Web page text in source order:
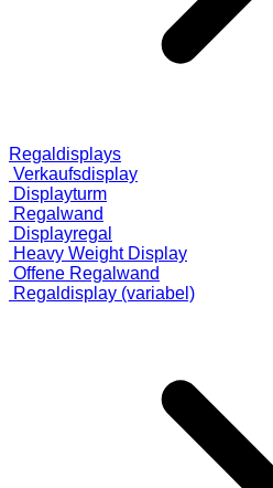
Regaldisplays
Verkaufsdisplay
Displayturm
Regalwand
Displayregal
Heavy Weight Display
Offene Regalwand
Regaldisplay (variabel)